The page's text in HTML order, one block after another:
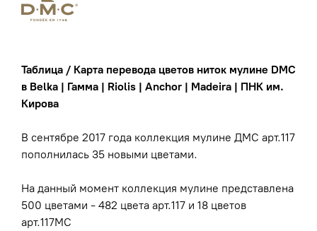
Таблица / Карта перевода цветов ниток мулине DMC
в Belka | Гамма | Riolis | Anchor | Madeira | ПНК им.
Кирова
В сентябре 2017 года коллекция мулине ДМС арт.117
пополнилась 35 новыми цветами.
На данный момент коллекция мулине представлена
500 цветами - 482 цвета арт.117 и 18 цветов
арт.117МС